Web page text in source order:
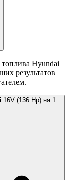
Hyundai
результатов
16V (136 Hp) на 1